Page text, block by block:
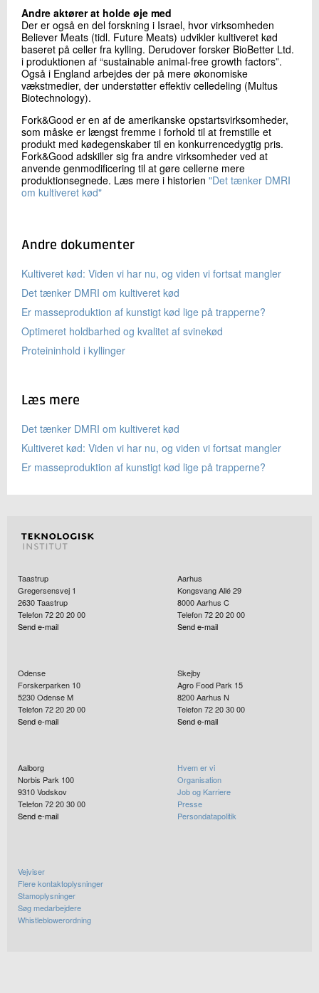
Andre aktører at holde øje med
Der er også en del forskning i Israel, hvor virksomheden
Believer Meats (tidl. Future Meats) udvikler kultiveret kød
baseret på celler fra kylling. Derudover forsker BioBetter Ltd.
i produktionen af “sustainable animal-free growth factors”.
Også i England arbejdes der på mere økonomiske
vækstmedier, der understøtter effektiv celledeling (Multus
Biotechnology).
Fork&Good er en af de amerikanske opstartsvirksomheder,
som måske er længst fremme i forhold til at fremstille et
produkt med kødegenskaber til en konkurrencedygtig pris.
Fork&Good adskiller sig fra andre virksomheder ved at
anvende genmodificering til at gøre cellerne mere
produktionsegnede. Læs mere i historien "Det tænker DMRI
om kultiveret kød"
Andre dokumenter
Kultiveret kød: Viden vi har nu, og viden vi fortsat mangler
Det tænker DMRI om kultiveret kød
Er masseproduktion af kunstigt kød lige på trapperne?
Optimeret holdbarhed og kvalitet af svinekød
Proteininhold i kyllinger
Læs mere
Det tænker DMRI om kultiveret kød
Kultiveret kød: Viden vi har nu, og viden vi fortsat mangler
Er masseproduktion af kunstigt kød lige på trapperne?
Taastrup
Gregersensvej 1
2630Taastrup
Telefon 72 20 20 00
Send e-mail
Aarhus
Kongsvang Allé 29
8000Aarhus C
Telefon 72 20 20 00
Send e-mail
Odense
Forskerparken 10
5230Odense M
Telefon 72 20 20 00
Send e-mail
Skejby
Agro Food Park 15
8200Aarhus N
Telefon 72 20 30 00
Send e-mail
Aalborg
Norbis Park 100
9310Vodskov
Telefon 72 20 30 00
Send e-mail
Hvem er vi
Organisation
Job og Karriere
Presse
Persondatapolitik
Vejviser
Flere kontaktoplysninger
Stamoplysninger
Søg medarbejdere
Whistleblowerordning